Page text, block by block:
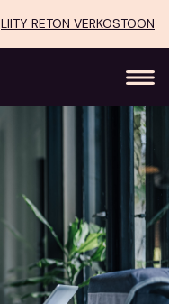
LIITY RETON VERKOSTOON